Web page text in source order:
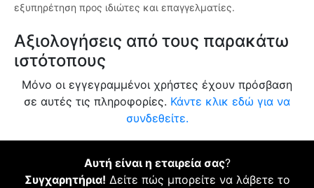
εξυπηρέτηση προς ιδιώτες και επαγγελματίες.
Αξιολογήσεις από τους παρακάτω
ιστότοπους
Μόνο οι εγγεγραμμένοι χρήστες έχουν πρόσβαση
σε αυτές τις πληροφορίες. Κάντε κλικ εδώ για να
συνδεθείτε.
Αυτή είναι η εταιρεία σας?
Συγχαρητήρια! Δείτε πώς μπορείτε να λάβετε το